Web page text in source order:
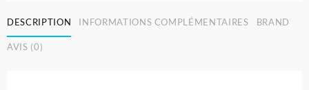
isofix
pivotant
360°
DESCRIPTION INFORMATIONS COMPLÉMENTAIRES BRAND
AVIS (0)